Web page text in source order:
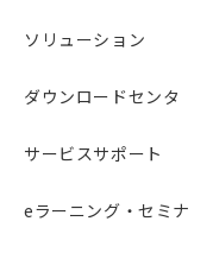
ソリューション
ダウンロードセンタ
サービスサポート
eラーニング・セミナ